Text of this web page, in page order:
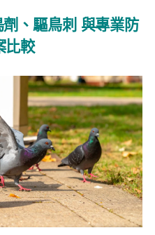
、驅鳥刺 與專業防
比較